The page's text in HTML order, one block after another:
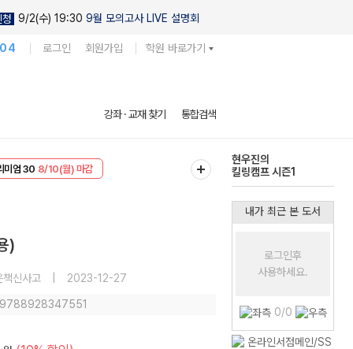
청 9/2(수) 19:30 9월 모의고사 LIVE 설명회
로그인 회원가입 학원 바로가기
강좌 · 교재 찾기 통합검색
미엄 30 8/10(월) 마감
현우진의
킬링캠프 시즌1
)
책신사고 2023-12-27
9788928347551
내가 최근 본 도서
로그인후
사용하세요.
0/0